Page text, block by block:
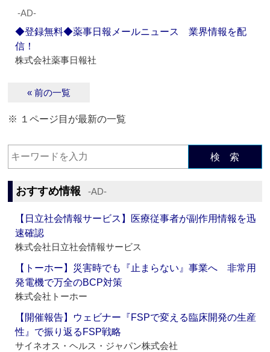
‐AD‐
◆登録無料◆薬事日報メールニュース 業界情報を配
信！
株式会社薬事日報社
« 前の一覧
※ １ページ目が最新の一覧
検 索
おすすめ情報 ‐AD‐
【日立社会情報サービス】医療従事者が副作用情報を迅
速確認
株式会社日立社会情報サービス
【トーホー】災害時でも『止まらない』事業へ 非常用
発電機で万全のBCP対策
株式会社トーホー
【開催報告】ウェビナー『FSPで変える臨床開発の生産
性』で振り返るFSP戦略
サイネオス・ヘルス・ジャパン株式会社